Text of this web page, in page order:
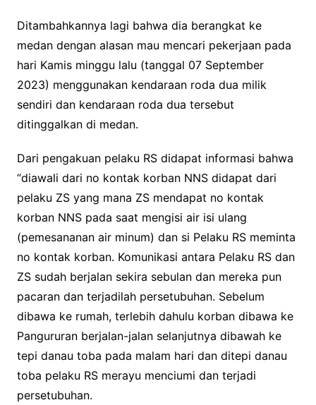
Ditambahkannya lagi bahwa dia berangkat ke
medan dengan alasan mau mencari pekerjaan pada
hari Kamis minggu lalu (tanggal 07 September
2023) menggunakan kendaraan roda dua milik
sendiri dan kendaraan roda dua tersebut
ditinggalkan di medan.
Dari pengakuan pelaku RS didapat informasi bahwa
“diawali dari no kontak korban NNS didapat dari
pelaku ZS yang mana ZS mendapat no kontak
korban NNS pada saat mengisi air isi ulang
(pemesananan air minum) dan si Pelaku RS meminta
no kontak korban. Komunikasi antara Pelaku RS dan
ZS sudah berjalan sekira sebulan dan mereka pun
pacaran dan terjadilah persetubuhan. Sebelum
dibawa ke rumah, terlebih dahulu korban dibawa ke
Pangururan berjalan-jalan selanjutnya dibawah ke
tepi danau toba pada malam hari dan ditepi danau
toba pelaku RS merayu menciumi dan terjadi
persetubuhan.